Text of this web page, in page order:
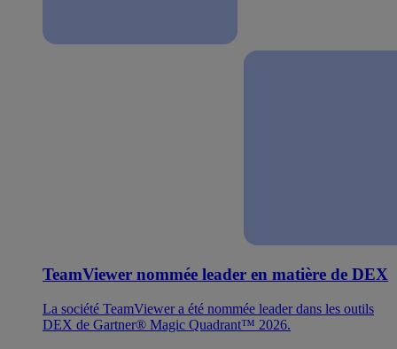
TeamViewer nommée leader en matière de DEX
La société TeamViewer a été nommée leader dans les outils
DEX de Gartner® Magic Quadrant™ 2026.